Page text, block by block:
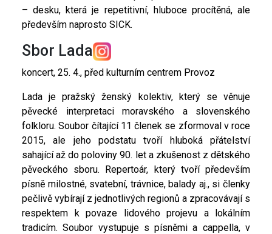
– desku, která je repetitivní, hluboce procítěná, ale
především naprosto SICK.
Sbor Lada
koncert, 25. 4., před kulturním centrem Provoz
Lada je pražský ženský kolektiv, který se věnuje
pěvecké interpretaci moravského a slovenského
folkloru. Soubor čítající 11 členek se zformoval v roce
2015, ale jeho podstatu tvoří hluboká přátelství
sahající až do poloviny 90. let a zkušenost z dětského
pěveckého sboru. Repertoár, který tvoří především
písně milostné, svatební, trávnice, balady aj., si členky
pečlivě vybírají z jednotlivých regionů a zpracovávají s
respektem k povaze lidového projevu a lokálním
tradicím. Soubor vystupuje s písněmi a cappella, v